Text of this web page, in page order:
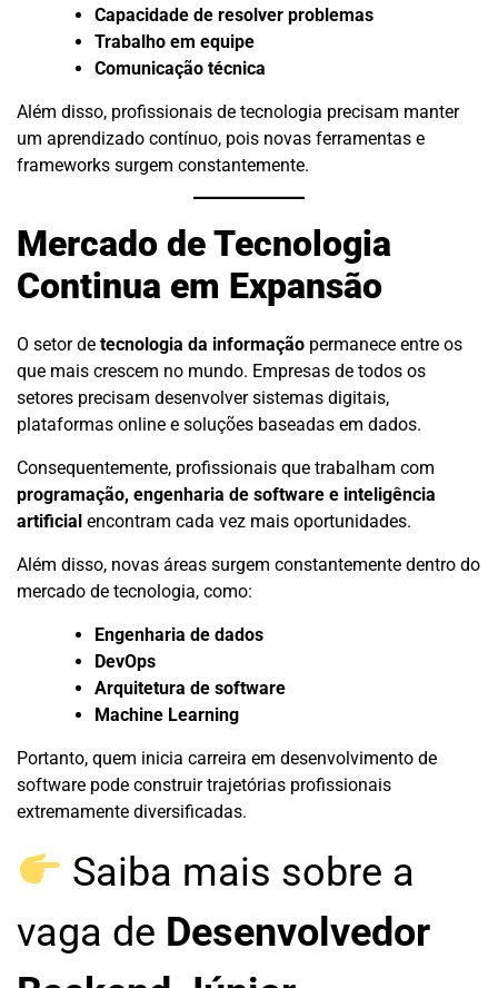
Capacidade de resolver problemas
Trabalho em equipe
Comunicação técnica
Além disso, profissionais de tecnologia precisam manter
um aprendizado contínuo, pois novas ferramentas e
frameworks surgem constantemente.
Mercado de Tecnologia
Continua em Expansão
O setor de tecnologia da informação permanece entre os
que mais crescem no mundo. Empresas de todos os
setores precisam desenvolver sistemas digitais,
plataformas online e soluções baseadas em dados.
Consequentemente, profissionais que trabalham com
programação, engenharia de software e inteligência
artificial encontram cada vez mais oportunidades.
Além disso, novas áreas surgem constantemente dentro do
mercado de tecnologia, como:
Engenharia de dados
DevOps
Arquitetura de software
Machine Learning
Portanto, quem inicia carreira em desenvolvimento de
software pode construir trajetórias profissionais
extremamente diversificadas.
Saiba mais sobre a
vaga de Desenvolvedor